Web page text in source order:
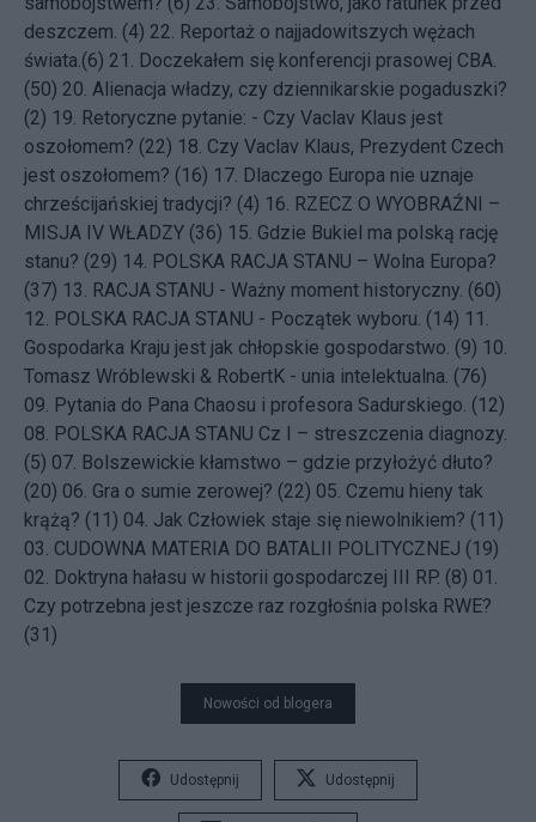
deszczem. (4) 22. Reportaż o najjadowitszych wężach
świata.(6) 21.
Doczekałem się konferencji prasowej CBA.
(50) 20. Alienacja władzy, czy dziennikarskie pogaduszki?
(2) 19. Retoryczne pytanie: - Czy Vaclav Klaus jest
oszołomem? (22) 18. Czy Vaclav Klaus, Prezydent Czech
jest oszołomem? (16) 17. Dlaczego Europa nie uznaje
chrześcijańskiej tradycji? (4) 16. RZECZ O WYOBRAŹNI –
MISJA IV WŁADZY (36) 15. Gdzie Bukiel ma polską rację
stanu? (29) 14. POLSKA RACJA STANU – Wolna Europa?
(37) 13. RACJA STANU - Ważny moment historyczny. (60)
12. POLSKA RACJA STANU - Początek wyboru. (14) 11.
Gospodarka Kraju jest jak chłopskie gospodarstwo. (9) 10.
Tomasz Wróblewski & RobertK - unia intelektualna. (76)
09. Pytania do Pana Chaosu i profesora Sadurskiego. (12)
08. POLSKA RACJA STANU Cz I – streszczenia diagnozy.
(5) 07. Bolszewickie kłamstwo – gdzie przyłożyć dłuto?
(20) 06. Gra o sumie zerowej? (22) 05. Czemu hieny tak
krążą? (11) 04. Jak Człowiek staje się niewolnikiem? (11)
03. CUDOWNA MATERIA DO BATALII POLITYCZNEJ (19)
02. Doktryna hałasu w historii gospodarczej III RP. (8) 01.
Czy potrzebna jest jeszcze raz rozgłośnia polska RWE?
(31)
Nowości od blogera
Udostępnij Udostępnij